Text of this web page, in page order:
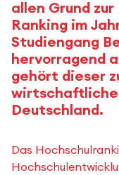
allen Grund
Ranking im
Studiengang
hervorragend
gehört dieser
Deutschland.
Das